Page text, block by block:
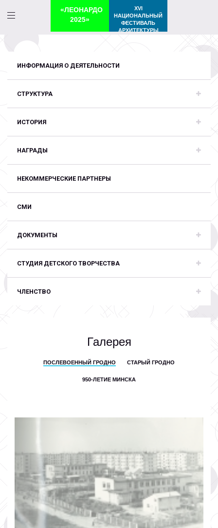
«ЛЕОНАРДО
2025»
XVI
НАЦИОНАЛЬНЫЙ
ФЕСТИВАЛЬ
АРХИТЕКТУРЫ
ИНФОРМАЦИЯ О ДЕЯТЕЛЬНОСТИ
СТРУКТУРА
ИСТОРИЯ
НАГРАДЫ
НЕКОММЕРЧЕСКИЕ ПАРТНЕРЫ
СМИ
ДОКУМЕНТЫ
СТУДИЯ ДЕТСКОГО ТВОРЧЕСТВА
ЧЛЕНСТВО
Галерея
ПОСЛЕВОЕННЫЙ ГРОДНО СТАРЫЙ ГРОДНО
950-ЛЕТИЕ МИНСКА